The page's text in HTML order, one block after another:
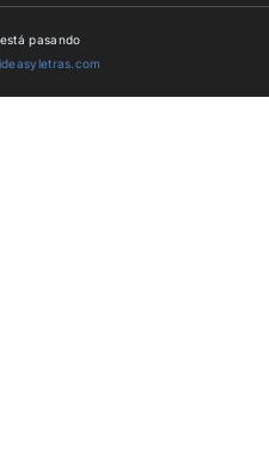
pasando
ideasyletras.com